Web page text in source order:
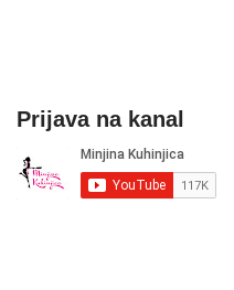
Prijava na kanal